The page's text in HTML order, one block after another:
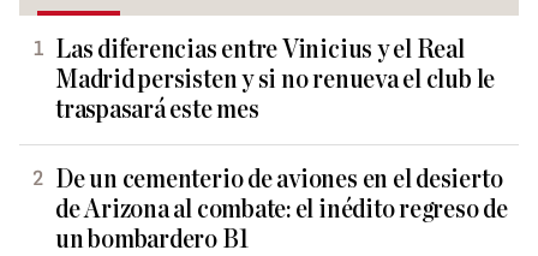
Las diferencias entre Vinicius y el Real
Madrid persisten y si no renueva el club le
traspasará este mes
De un cementerio de aviones en el desierto
de Arizona al combate: el inédito regreso de
un bombardero B1